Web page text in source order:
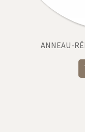
ANNEAU-